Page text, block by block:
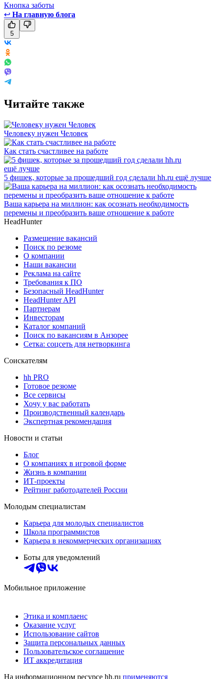
Кнопка заботы
↩ На главную блога
5
Читайте также
Человеку нужен Человек
Как стать счастливее на работе
5 фишек, которые за прошедший год сделали hh.ru ещё лучше
Ваша карьера на миллион: как осознать необходимость
перемены и преобразить ваше отношение к работе
HeadHunter
Размещение вакансий
Поиск по резюме
О компании
Наши вакансии
Реклама на сайте
Требования к ПО
Безопасный HeadHunter
HeadHunter API
Партнерам
Инвесторам
Каталог компаний
Поиск по вакансиям в Анзорее
Сетка: соцсеть для нетворкинга
Соискателям
hh PRO
Готовое резюме
Все сервисы
Хочу у вас работать
Производственный календарь
Экспертная рекомендация
Новости и статьи
Блог
О компаниях в игровой форме
Жизнь в компании
ИТ-проекты
Рейтинг работодателей России
Молодым специалистам
Карьера для молодых специалистов
Школа программистов
Карьера в некоммерческих организациях
Боты для уведомлений
Мобильное приложение
Этика и комплаенс
Оказание услуг
Использование сайтов
Защита персональных данных
Пользовательское соглашение
ИТ аккредитация
На информационном ресурсе hh.ru применяются